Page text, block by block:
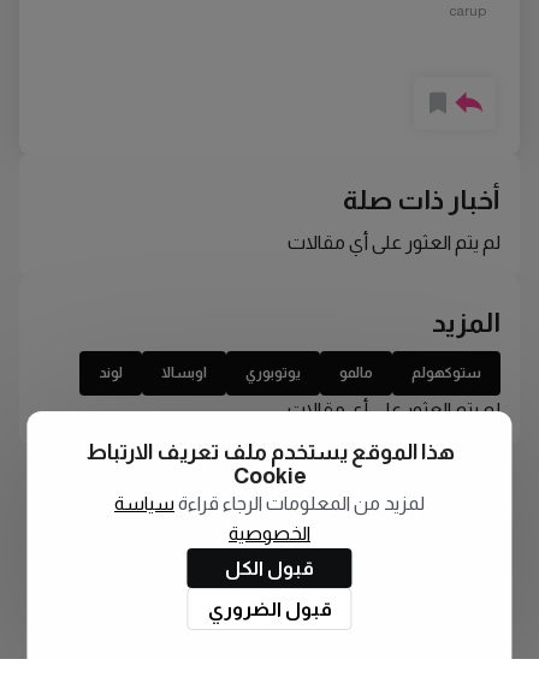
carup
أخبار ذات صلة
لم يتم العثور على أي مقالات
المزيد
ستوكهولم مالمو يوتوبوري اوبسالا لوند
لم يتم العثور على أي مقالات
هذا الموقع يستخدم ملف تعريف الارتباط
Cookie
لمزيد من المعلومات الرجاء قراءة سياسة
الخصوصية
قبول الكل
قبول الضروري